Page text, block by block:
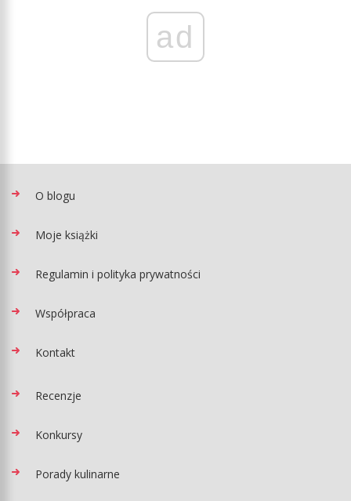
ad
O blogu
Moje książki
Regulamin i polityka prywatności
Współpraca
Kontakt
Recenzje
Konkursy
Porady kulinarne